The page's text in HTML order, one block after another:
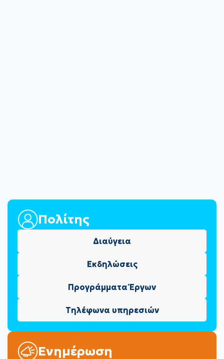
Πολίτης
Διαύγεια
Εκδηλώσεις
Προγράμματα Έργων
Τηλέφωνα υπηρεσιών
Ενημέρωση